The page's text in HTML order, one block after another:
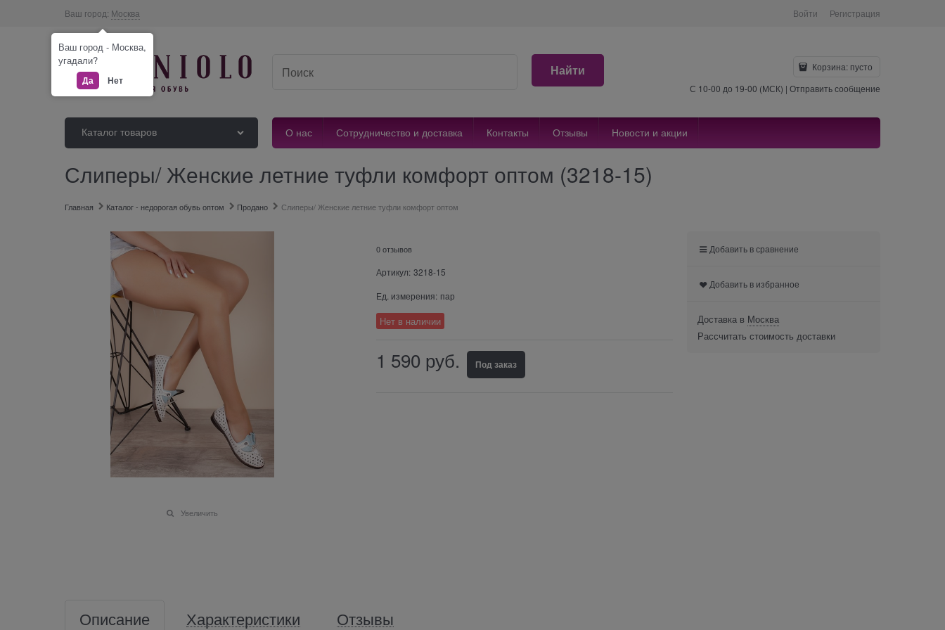
Ваш город: Москва Войти Регистрация
Найти Корзина: пусто
С 10-00 до 19-00 (МСК) | Отправить сообщение
Каталог товаров О нас Сотрудничество и доставка Контакты Отзывы Новости и акции
Слиперы/ Женские летние туфли комфорт оптом (3218-15)
Главная Каталог - недорогая обувь оптом Продано Слиперы/ Женские летние туфли комфорт оптом
Увеличить
0 отзывов
Артикул: 3218-15
Ед. измерения: пар
Нет в наличии
1 590 руб. Под заказ
Описание Характеристики Отзывы
Добавить в сравнение
Добавить в избранное
Доставка в Москва
Рассчитать стоимость доставки
Ваш город - Москва,
угадали?
Да Нет